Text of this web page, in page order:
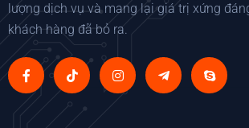
lượng dịch vụ và mang lại giá trị xứng
khách hàng đã bỏ ra.